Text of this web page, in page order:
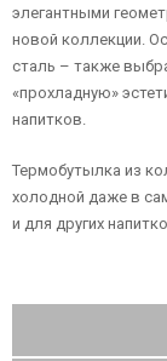
элегантными
новой коллекции.
сталь – также
«прохладную»
напитков.
Термобутылка из
холодной даже в
и для других